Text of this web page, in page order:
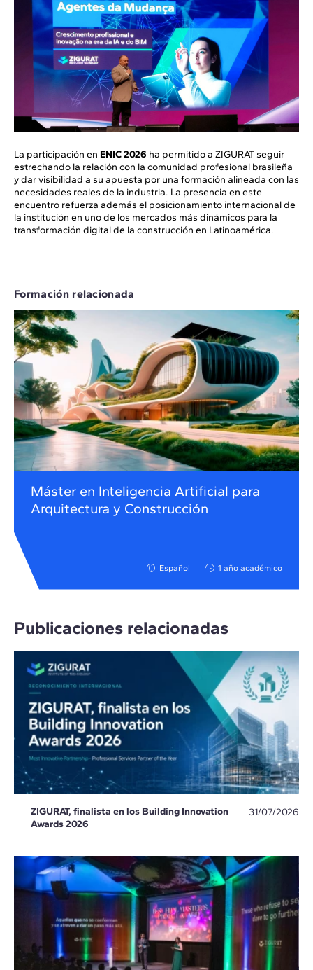
La participación en ENIC 2026 ha permitido a ZIGURAT seguir
estrechando la relación con la comunidad profesional brasileña
y dar visibilidad a su apuesta por una formación alineada con las
necesidades reales de la industria. La presencia en este
encuentro refuerza además el posicionamiento internacional de
la institución en uno de los mercados más dinámicos para la
transformación digital de la construcción en Latinoamérica.
Formación relacionada
Máster en Inteligencia Artificial para
Arquitectura y Construcción
Español 1 año académico
Publicaciones relacionadas
ZIGURAT, finalista en los Building Innovation
Awards 2026
31/07/2026